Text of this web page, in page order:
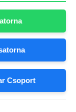
Csoport